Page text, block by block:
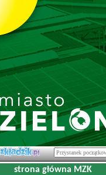
strona główna MZK